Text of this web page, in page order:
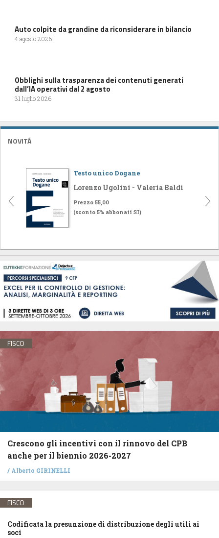
Auto colpite da grandine da riconsiderare in bilancio
4 agosto 2026
Obblighi sulla trasparenza dei contenuti generati
dall’IA operativi dal 2 agosto
31 luglio 2026
NOVITÁ
Testo unico Dogane
Lorenzo Ugolini - Valeria Baldi
Prezzo 55,00
(sconto 5% abbonati SI)
FISCO
Crescono gli incentivi con il rinnovo del CPB
anche per il biennio 2026-2027
/ Alberto GIRINELLI
FISCO
Codificata la presunzione di distribuzione degli utili ai
soci